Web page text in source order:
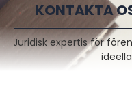
KONTAKTA
Juridisk expertis för